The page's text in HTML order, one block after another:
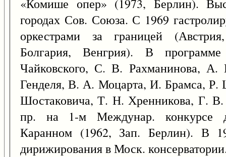
«Комише опер» (1973, Берлин).
городах Сов. Союза. С 1969
оркестрами за границей
Болгария, Венгрия). В
Чайковского, С. В. Рахманинова,
Генделя, В. А. Моцарта, И. Брамса,
Шостаковича, Т. Н. Хренникова, Г.
пр. на 1-м Междунар. конкурсе
Каранном (1962, Зап. Берлин). В
дирижирования в Моск.